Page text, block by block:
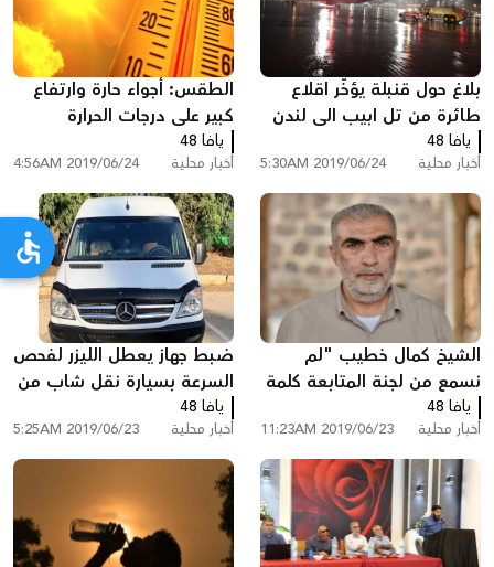
بلاغ حول قنبلة يؤخّر اقلاع
طائرة من تل ابيب الى لندن
يافا 48
أخبار محلية 2019/06/24 5:30AM
الطقس: أجواء حارة وارتفاع
كبير على درجات الحرارة
يافا 48
أخبار محلية 2019/06/24 4:56AM
الشيخ كمال خطيب "لم
نسمع من لجنة المتابعة كلمة
عزاء في الشهيد محمد مرسي"
يافا 48
أخبار محلية 2019/06/23 11:23AM
ضبط جهاز يعطل الليزر لفحص
السرعة بسيارة نقل شاب من
القدس
يافا 48
أخبار محلية 2019/06/23 5:25AM